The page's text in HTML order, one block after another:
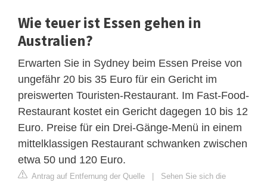
Wie teuer ist Essen gehen in
Australien?
Erwarten Sie in Sydney beim Essen Preise von
ungefähr 20 bis 35 Euro für ein Gericht im
preiswerten Touristen-Restaurant. Im Fast-Food-
Restaurant kostet ein Gericht dagegen 10 bis 12
Euro. Preise für ein Drei-Gänge-Menü in einem
mittelklassigen Restaurant schwanken zwischen
etwa 50 und 120 Euro.
Antrag auf Entfernung der Quelle
Sehen Sie sich die